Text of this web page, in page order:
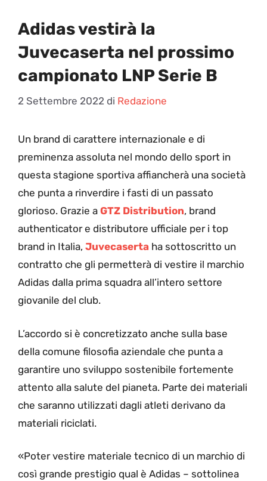
Adidas vestirà la
Juvecaserta nel prossimo
campionato LNP Serie B
2 Settembre 2022 di Redazione
Un brand di carattere internazionale e di
preminenza assoluta nel mondo dello sport in
questa stagione sportiva affiancherà una società
che punta a rinverdire i fasti di un passato
glorioso. Grazie a GTZ Distribution, brand
authenticator e distributore ufficiale per i top
brand in Italia, Juvecaserta ha sottoscritto un
contratto che gli permetterà di vestire il marchio
Adidas dalla prima squadra all’intero settore
giovanile del club.
L’accordo si è concretizzato anche sulla base
della comune filosofia aziendale che punta a
garantire uno sviluppo sostenibile fortemente
attento alla salute del pianeta. Parte dei materiali
che saranno utilizzati dagli atleti derivano da
materiali riciclati.
«Poter vestire materiale tecnico di un marchio di
così grande prestigio qual è Adidas – sottolinea